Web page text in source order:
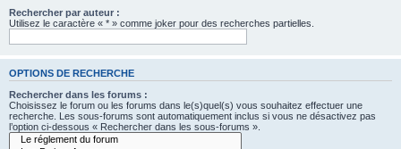
Rechercher par auteur :
Utilisez le caractère « * » comme joker pour des recherches partielles.
OPTIONS DE RECHERCHE
Rechercher dans les forums :
Choisissez le forum ou les forums dans le(s)quel(s) vous souhaitez effectuer une
recherche. Les sous-forums sont automatiquement inclus si vous ne désactivez pas
l’option ci-dessous « Rechercher dans les sous-forums ».